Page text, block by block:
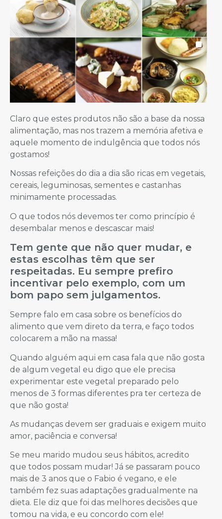
Claro que estes produtos não são a base da nossa
alimentação, mas nos trazem a memória afetiva e
aquele momento de indulgência que todos nós
gostamos!
Nossas refeições do dia a dia são ricas em vegetais,
cereais, leguminosas, sementes e castanhas
minimamente processadas.
O que todos nós devemos ter como princípio é
desembalar menos e descascar mais!
Tem gente que não quer mudar, e
estas escolhas têm que ser
respeitadas. Eu sempre prefiro
incentivar pelo exemplo, com um
bom papo sem julgamentos.
Sempre falo em casa sobre os benefícios do
alimento que vem direto da terra, e faço todos
colocarem a mão na massa!
Quando alguém aqui em casa fala que não gosta
de algum vegetal eu digo que ele precisa
experimentar este vegetal preparado pelo
menos de 3 formas diferentes pra ter certeza de
que não gosta!
As mudanças devem ser graduais e exigem muito
amor, paciência e conversa!
Se meu marido mudou seus hábitos, acredito
que todos possam mudar! Já se passaram pouco
mais de 3 anos que o Fabio é vegano, e ele
também fez suas adaptações gradualmente na
dieta. Ele diz que foi das melhores decisões que
tomou na vida, e eu concordo com ele!